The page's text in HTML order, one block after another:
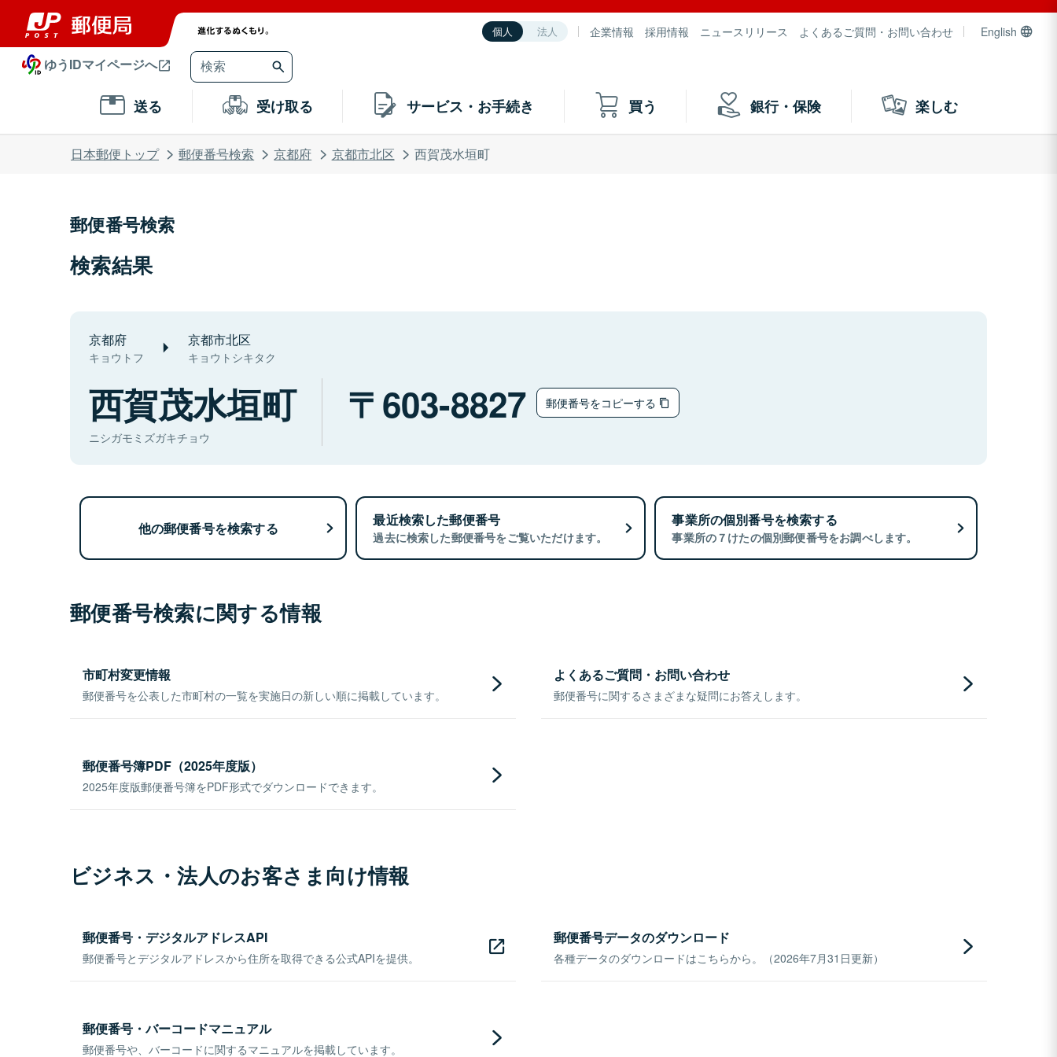
個人 法人 企業情報 採用情報 ニュースリリース よくあるご質問・お問い合わせ English
ゆうIDマイページへ
送る 受け取る サービス・お手続き 買う 銀行・保険 楽しむ
日本郵便トップ 郵便番号検索 京都府 京都市北区 西賀茂水垣町
郵便番号検索
検索結果
京都府
キョウトフ
京都市北区
キョウトシキタク
西賀茂水垣町
ニシガモミズガキチョウ
603-8827 郵便番号をコピーする
他の郵便番号を検索する 最近検索した郵便番号
過去に検索した郵便番号をご覧いただけます。
事業所の個別番号を検索する
事業所の７けたの個別郵便番号をお調べします。
郵便番号検索に関する情報
市町村変更情報
郵便番号を公表した市町村の一覧を実施日の新しい順に掲載しています。
よくあるご質問・お問い合わせ
郵便番号に関するさまざまな疑問にお答えします。
郵便番号簿PDF（2025年度版）
2025年度版郵便番号簿をPDF形式でダウンロードできます。
ビジネス・法人のお客さま向け情報
郵便番号・デジタルアドレスAPI
郵便番号とデジタルアドレスから住所を取得できる公式APIを提供。
郵便番号データのダウンロード
各種データのダウンロードはこちらから。（2026年7月31日更新）
郵便番号・バーコードマニュアル
郵便番号や、バーコードに関するマニュアルを掲載しています。